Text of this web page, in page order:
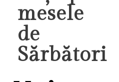
mesele
de
Sărbători